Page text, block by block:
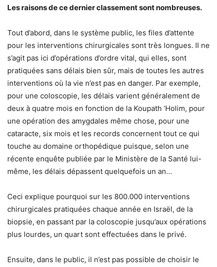
Les raisons de ce dernier classement sont nombreuses.
Tout d’abord, dans le système public, les files d’attente
pour les interventions chirurgicales sont très longues. Il ne
s’agit pas ici d’opérations d’ordre vital, qui elles, sont
pratiquées sans délais bien sûr, mais de toutes les autres
interventions où la vie n’est pas en danger. Par exemple,
pour une coloscopie, les délais varient généralement de
deux à quatre mois en fonction de la Koupath ‘Holim, pour
une opération des amygdales même chose, pour une
cataracte, six mois et les records concernent tout ce qui
touche au domaine orthopédique puisque, selon une
récente enquête publiée par le Ministère de la Santé lui-
même, les délais dépassent quelquefois un an…
Ceci explique pourquoi sur les 800.000 interventions
chirurgicales pratiquées chaque année en Israël, de la
biopsie, en passant par la coloscopie jusqu’aux opérations
plus lourdes, un quart sont effectuées dans le privé.
Ensuite, dans le public, il n’est pas possible de choisir le